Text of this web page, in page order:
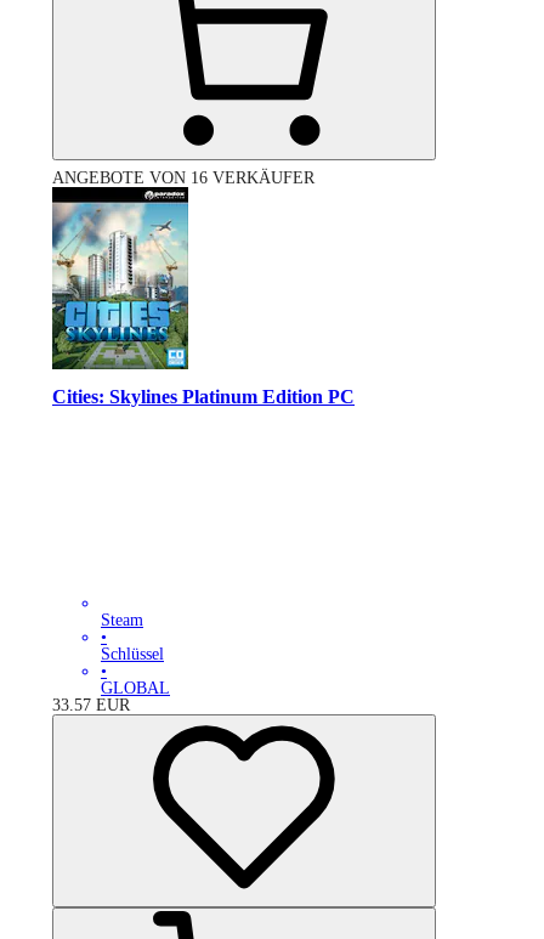
ANGEBOTE VON 16 VERKÄUFER
Cities: Skylines Platinum Edition PC
Steam
•
Schlüssel
•
GLOBAL
33.57 EUR